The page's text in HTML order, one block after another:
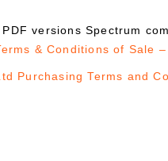
versions Spectrum
& Conditions of Sale
Purchasing Terms and